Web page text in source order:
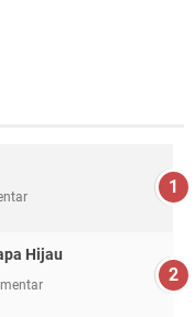
Hijau